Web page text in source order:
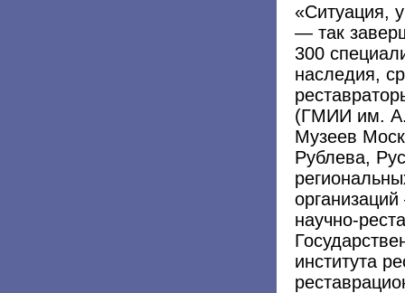
«Ситуация,
— так
300
наследия,
(ГМИИ им.
Музеев
Рублева,
научно-
института